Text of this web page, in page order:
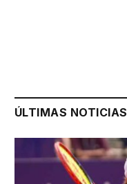
ÚLTIMAS NOTICIAS